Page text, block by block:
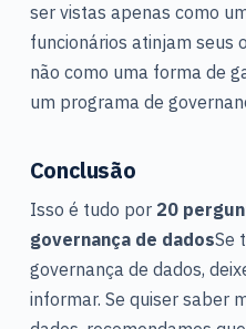
ser vistas apenas como
funcionários atinjam seus
não como uma forma de
um programa de
Conclusão
Isso é tudo por 20
governança de dadosSe
governança de dados,
informar. Se quiser saber